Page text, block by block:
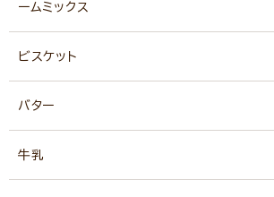
ームミックス
ビスケット
バター
牛乳